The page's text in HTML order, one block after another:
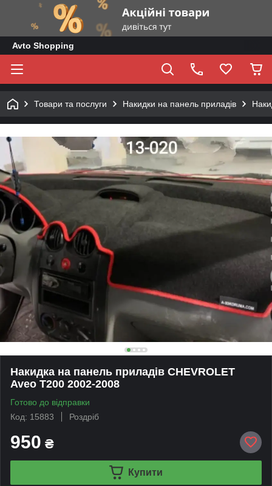
Avto Shopping
Товари та послуги Накидки на панель приладів
Накидка на панель приладів CHEVROLET
Aveo T200 2002-2008
Готово до відправки
Код: 15883
Роздріб
950 ₴
Купити